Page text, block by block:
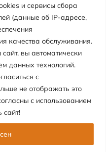
и сервисы сбора
(данные об IP-адресе,
качества обслуживания.
вы автоматически
данных технологий.
с
не отображать это
с использованием
сайт!
слабовидящих
учреждение